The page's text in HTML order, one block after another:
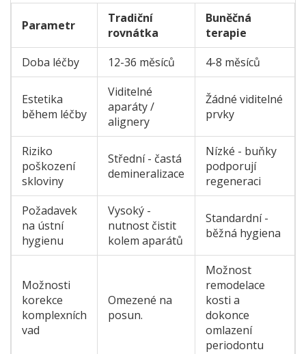
Parametr
Tradiční
rovnátka
Buněčná
terapie
Doba léčby
12-36 měsíců 4-8 měsíců
Estetika
během léčby
Viditelné
aparáty /
alignery
Žádné viditelné
prvky
Riziko
poškození
skloviny
Střední - častá
demineralizace
Nízké - buňky
podporují
regeneraci
Požadavek
na ústní
hygienu
Vysoký -
nutnost čistit
kolem aparátů
Standardní -
běžná hygiena
Možnosti
korekce
komplexních
vad
Omezené na
posun.
Možnost
remodelace
kosti a
dokonce
omlazení
periodontu